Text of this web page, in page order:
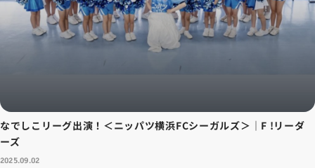
なでしこリーグ出演！＜ニッパツ横浜FCシーガルズ＞｜F !リーダ
ーズ
2025.09.02